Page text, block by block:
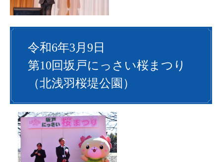
令和6年3月9日
第10回坂戸にっさい桜まつり
（北浅羽桜堤公園）